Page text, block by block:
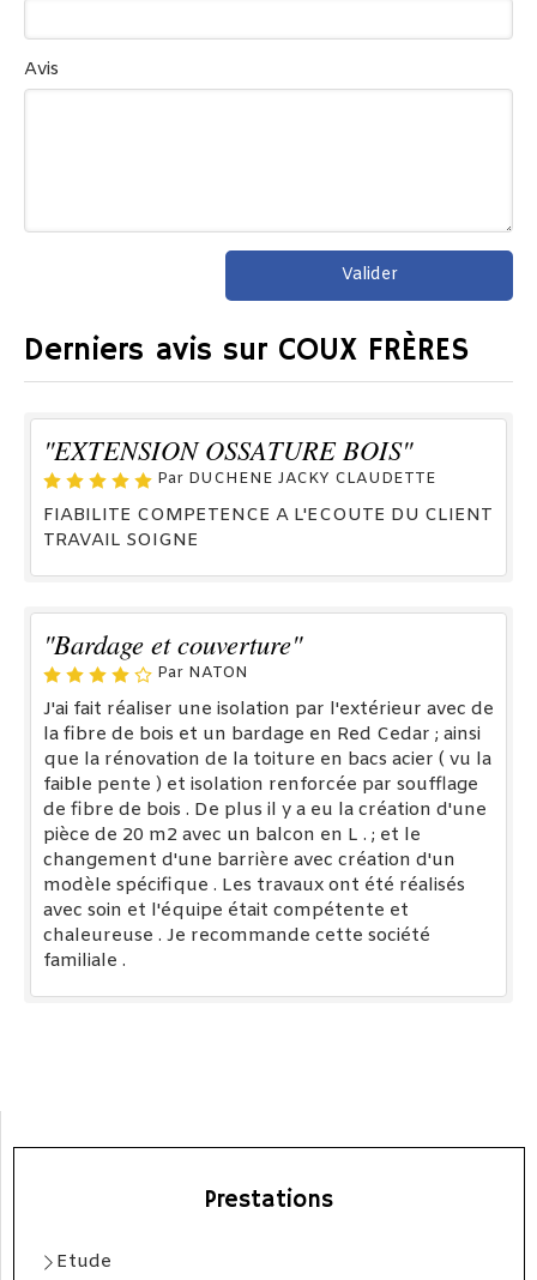
Avis
Valider
Derniers avis sur COUX FRÈRES
"EXTENSION OSSATURE BOIS"
Par DUCHENE JACKY CLAUDETTE
FIABILITE COMPETENCE A L'ECOUTE DU CLIENT
TRAVAIL SOIGNE
"Bardage et couverture"
Par NATON
J'ai fait réaliser une isolation par l'extérieur avec de
la fibre de bois et un bardage en Red Cedar ; ainsi
que la rénovation de la toiture en bacs acier ( vu la
faible pente ) et isolation renforcée par soufflage
de fibre de bois . De plus il y a eu la création d'une
pièce de 20 m2 avec un balcon en L . ; et le
changement d'une barrière avec création d'un
modèle spécifique . Les travaux ont été réalisés
avec soin et l'équipe était compétente et
chaleureuse . Je recommande cette société
familiale .
Prestations
Etude